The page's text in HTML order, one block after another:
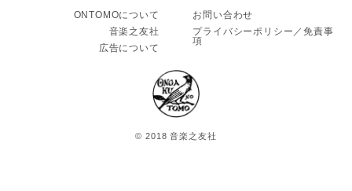
ONTOMOについて
音楽之友社
広告について
お問い合わせ
プライバシーポリシー／免責事
項
© 2018 音楽之友社